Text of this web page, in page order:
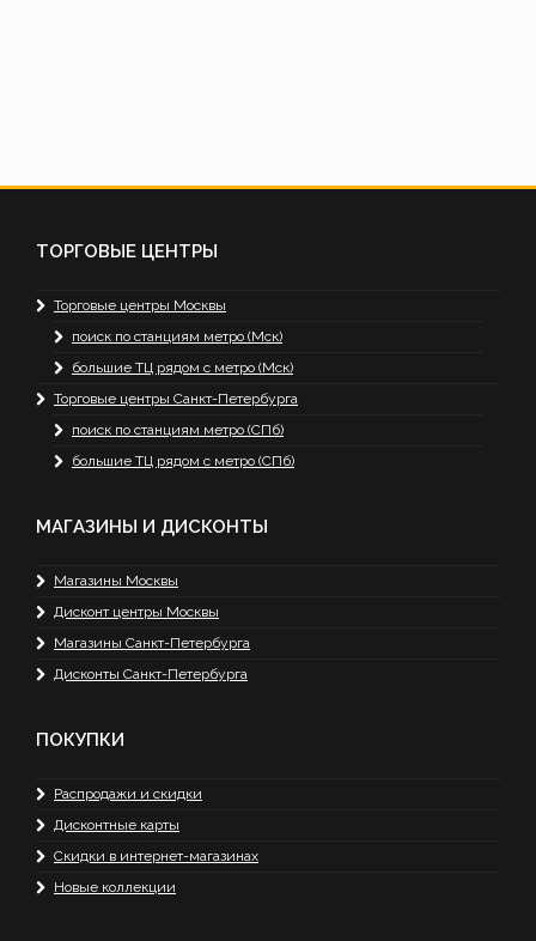
ТОРГОВЫЕ ЦЕНТРЫ
Торговые центры Москвы
поиск по станциям метро (Мск)
большие ТЦ рядом с метро (Мск)
Торговые центры Санкт-Петербурга
поиск по станциям метро (СПб)
большие ТЦ рядом с метро (СПб)
МАГАЗИНЫ И ДИСКОНТЫ
Магазины Москвы
Дисконт центры Москвы
Магазины Санкт-Петербурга
Дисконты Санкт-Петербурга
ПОКУПКИ
Распродажи и скидки
Дисконтные карты
Скидки в интернет-магазинах
Новые коллекции